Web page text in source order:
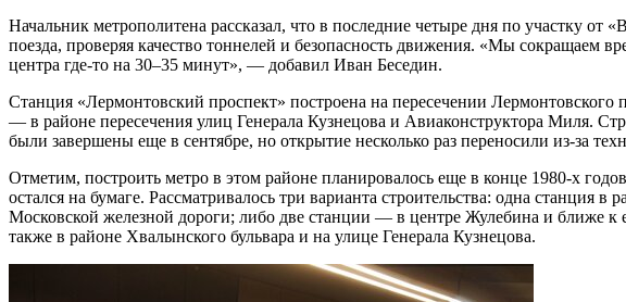
Начальник метрополитена рассказал, что в последние четыре дня по участку
поезда, проверяя качество тоннелей и безопасность движения. «Мы сокращаем
центра где-то на 30–35 минут», — добавил Иван Беседин.
Станция «Лермонтовский проспект» построена на пересечении
— в районе пересечения улиц Генерала Кузнецова и Авиаконструктора Миля.
были завершены еще в сентябре, но открытие несколько раз переносили из-за
Отметим, построить метро в этом районе планировалось еще в конце 1980-х
остался на бумаге. Рассматривалось три варианта строительства: одна станция
Московской железной дороги; либо две станции — в центре Жулебина и ближе
также в районе Хвалынского бульвара и на улице Генерала Кузнецова.